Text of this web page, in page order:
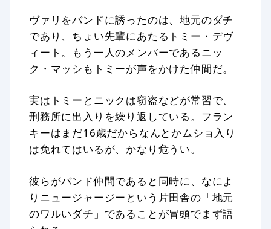
ヴァリをバンドに誘ったのは、地元のダチ
であり、ちょい先輩にあたるトミー・デヴ
ィート。もう一人のメンバーであるニッ
ク・マッシもトミーが声をかけた仲間だ。
実はトミーとニックは窃盗などが常習で、
刑務所に出入りを繰り返している。フラン
キーはまだ16歳だからなんとかムショ入り
は免れてはいるが、かなり危うい。
彼らがバンド仲間であると同時に、なによ
りニュージャージーという片田舎の「地元
のワルいダチ」であることが冒頭でまず語